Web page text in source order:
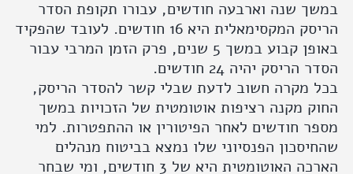
במשך שנה וארבעה חודשים, עבורו תקופת הסדר
הריסק המקסימאלית היא 16 חודשים. לעובד שהפקיד
באופן קבוע במשך 5 שנים, פרק הזמן המרבי עבור
הסדר הריסק יהיה 24 חודשים.
בכל מקרה חשוב לדעת שבלי קשר להסדר הריסק,
החוק מקנה רציפות אוטומטית של הזכויות במשך
מספר חודשים לאחר הפיטורין או ההתפטרות. למי
שהחיסכון הפנסיוני שלו נמצא בביטוח מנהלים
הארכה האוטומטית היא של 3 חודשים, ומי שבחר